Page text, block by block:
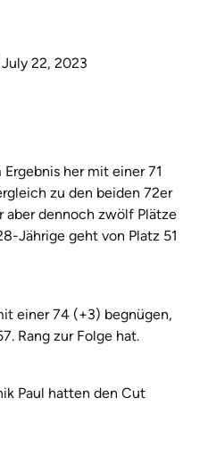
July 22, 2023
her mit einer 71
zu den beiden 72er
aber dennoch zwölf Plätze
Jährige geht von Platz 51
einer 74 (+3) begnügen,
Rang zur Folge hat.
Paul hatten den Cut